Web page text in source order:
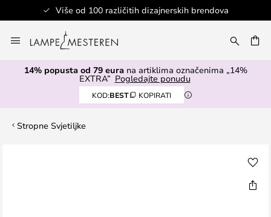
Više od 100 različitih dizajnerskih brendova
to
Content
14% popusta od 79 eurana artiklima označenima „14%
EXTRA” Pogledajte ponudu
KOD:BEST KOPIRATI
Stropne Svjetiljke